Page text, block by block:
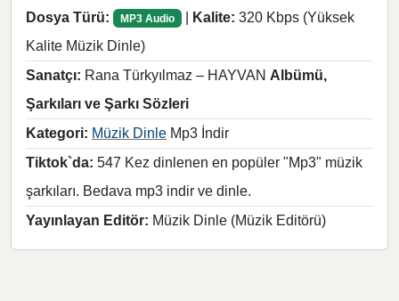
Dosya Türü: MP3 Audio | Kalite: 320 Kbps (Yüksek
Kalite Müzik Dinle)
Sanatçı: Rana Türkyılmaz – HAYVAN Albümü,
Şarkıları ve Şarkı Sözleri
Kategori: Müzik Dinle Mp3 İndir
Tiktok`da: 547 Kez dinlenen en popüler "Mp3" müzik
şarkıları. Bedava mp3 indir ve dinle.
Yayınlayan Editör: Müzik Dinle (Müzik Editörü)